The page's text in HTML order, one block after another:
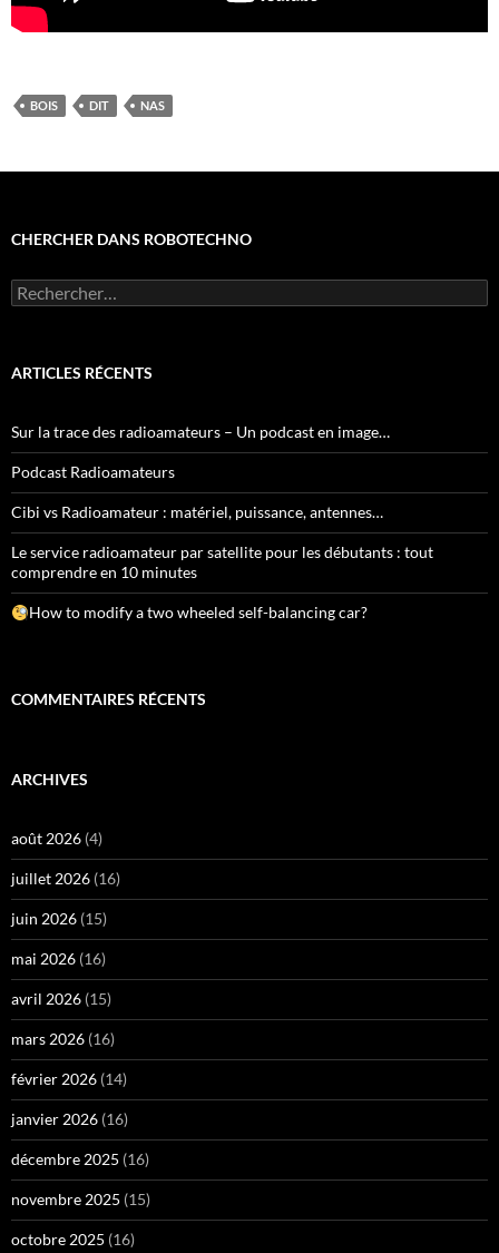
BOIS DIT NAS
CHERCHER DANS ROBOTECHNO
Rechercher :
ARTICLES RÉCENTS
Sur la trace des radioamateurs – Un podcast en image…
Podcast Radioamateurs
Cibi vs Radioamateur : matériel, puissance, antennes…
Le service radioamateur par satellite pour les débutants : tout
comprendre en 10 minutes
How to modify a two wheeled self-balancing car?
COMMENTAIRES RÉCENTS
ARCHIVES
août 2026 (4)
juillet 2026 (16)
juin 2026 (15)
mai 2026 (16)
avril 2026 (15)
mars 2026 (16)
février 2026 (14)
janvier 2026 (16)
décembre 2025 (16)
novembre 2025 (15)
octobre 2025 (16)